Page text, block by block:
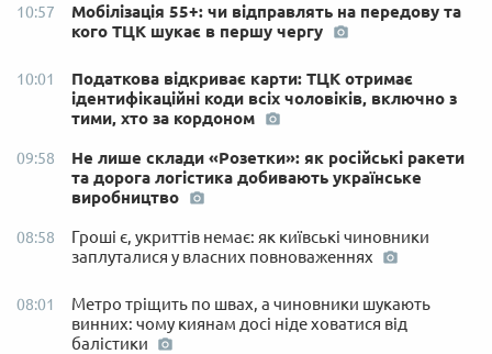
10:57
Мобілізація 55+: чи відправлять на передову та
кого ТЦК шукає в першу чергу
10:01
Податкова відкриває карти: ТЦК отримає
ідентифікаційні коди всіх чоловіків, включно з
тими, хто за кордоном
09:58
Не лише склади «Розетки»: як російські ракети
та дорога логістика добивають українське
виробництво
08:58
Гроші є, укриттів немає: як київські чиновники
заплуталися у власних повноваженнях
08:01
Метро тріщить по швах, а чиновники шукають
винних: чому киянам досі ніде ховатися від
балістики